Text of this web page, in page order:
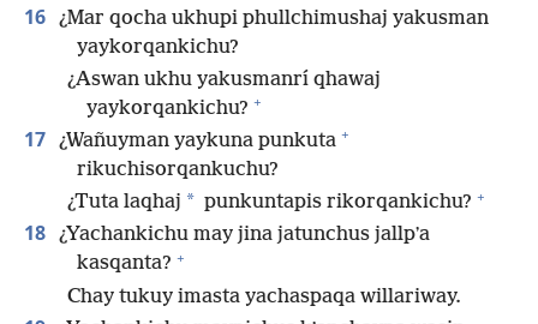
16 ¿Mar qocha ukhupi phullchimushaj yakusman
yaykorqankichu?
¿Aswan ukhu yakusmanrí qhawaj
yaykorqankichu? +
17 ¿Wañuyman yaykuna punkuta +
rikuchisorqankuchu?
¿Tuta laqhaj * punkuntapis rikorqankichu? +
18 ¿Yachankichu may jina jatunchus jallpʼa
kasqanta? +
Chay tukuy imasta yachaspaqa willariway.